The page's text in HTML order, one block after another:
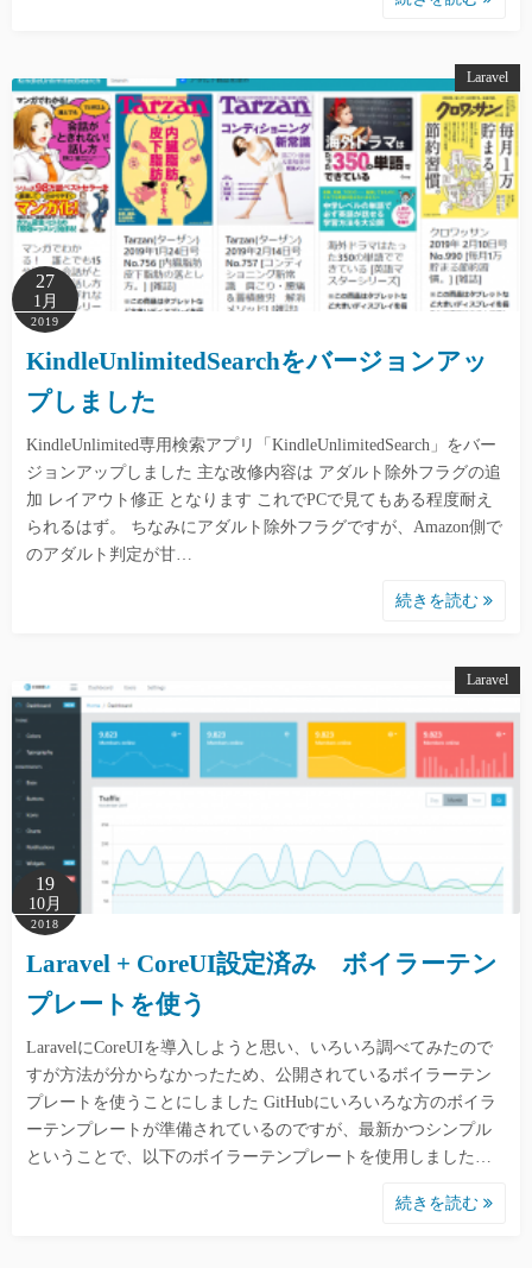
Laravel
27
1月
2019
KindleUnlimitedSearchをバージョンアッ
プしました
KindleUnlimited専用検索アプリ「KindleUnlimitedSearch」をバー
ジョンアップしました 主な改修内容は アダルト除外フラグの追
加 レイアウト修正 となります これでPCで見てもある程度耐え
られるはず。 ちなみにアダルト除外フラグですが、Amazon側で
のアダルト判定が甘…
続きを読む
Laravel
19
10月
2018
Laravel + CoreUI設定済み ボイラーテン
プレートを使う
LaravelにCoreUIを導入しようと思い、いろいろ調べてみたので
すが方法が分からなかったため、公開されているボイラーテン
プレートを使うことにしました GitHubにいろいろな方のボイラ
ーテンプレートが準備されているのですが、最新かつシンプル
ということで、以下のボイラーテンプレートを使用しました…
続きを読む